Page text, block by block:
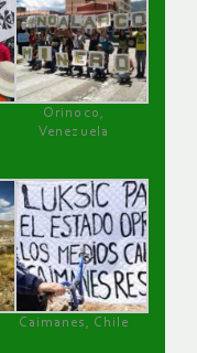
Orinoco,
Venezuela
Caimanes, Chile